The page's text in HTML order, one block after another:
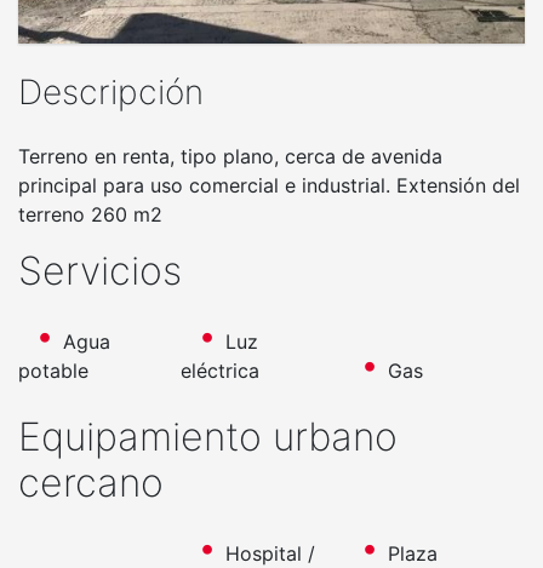
Descripción
Terreno en renta, tipo plano, cerca de avenida
principal para uso comercial e industrial. Extensión del
terreno 260 m2
Servicios
Agua
potable
Luz
eléctrica
Gas
Equipamiento urbano
cercano
Hospital /
Plaza